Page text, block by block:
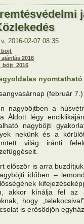
v, 2016-02-07 08:35
böjt
2016
(február
nagyböjtben a
Áldott légy
nagyböjti
nekünk és a
világ iránti
először is arra
időben –
akkor kínálja fel az
hogy
is erősödjön